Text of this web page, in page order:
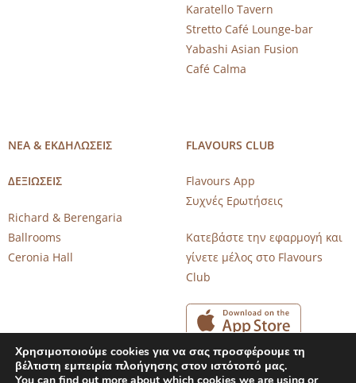
Karatello Tavern
Stretto Café Lounge-bar
Yabashi Asian Fusion
Café Calma
ΝΕΑ & ΕΚΔΗΛΩΣΕΙΣ
ΔΕΞΙΩΣΕΙΣ
Richard & Berengaria
Ballrooms
Ceronia Hall
FLAVOURS CLUB
Flavours App
Συχνές Ερωτήσεις
Κατεβάστε την εφαρμογή και
γίνετε μέλος στο Flavours
Club
Χρησιμοποιούμε cookies για να σας προσφέρουμε τη
βέλτιστη εμπειρία πλοήγησης στον ιστότοπό μας.